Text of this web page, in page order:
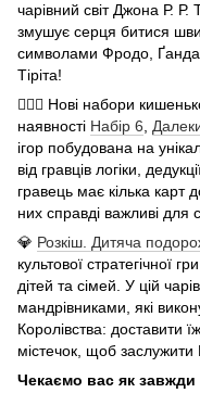
чарівний світ Джона Р. Р.
змушує серця битися
символами Фродо,
Тіріта!
🕵🏻‍♂️ Нові набори
наявності Набір 6,
ігор побудована на
від гравців логіки,
гравець має кілька карт
них справді важливі
💎 Розкіш. Дитяча
культової стратегічної
дітей та сімей. У цій
мандрівниками, які
Королівства: доставити
містечок, щоб заслужити
Чекаємо вас як